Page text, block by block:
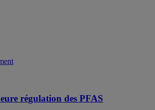
régulation des PFAS